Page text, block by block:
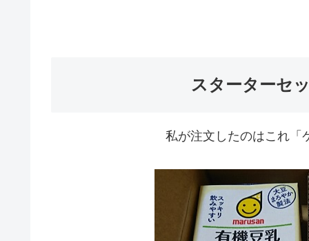
スターターセ
私が注文したのはこれ「